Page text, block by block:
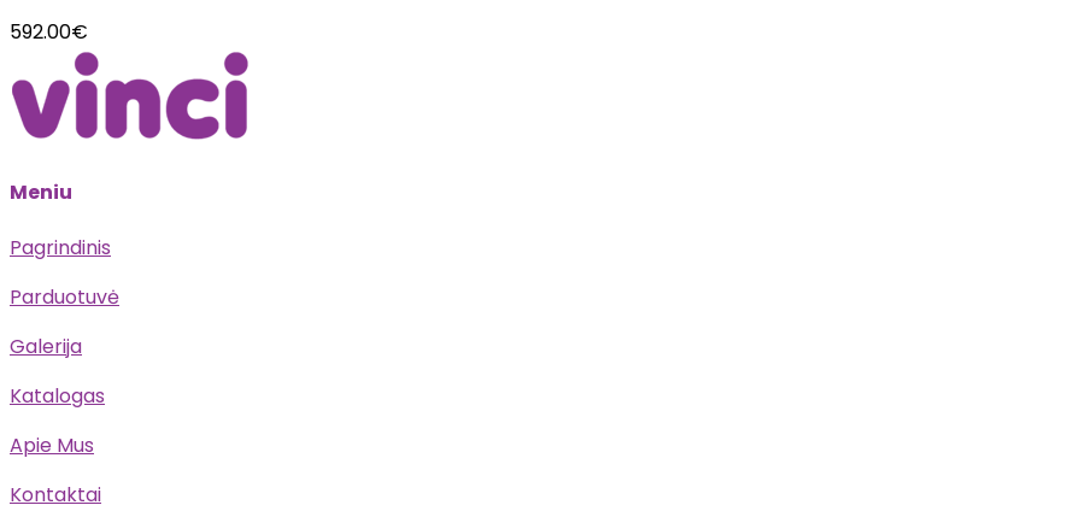
592.00€
Meniu
Pagrindinis
Parduotuvė
Galerija
Katalogas
Apie Mus
Kontaktai